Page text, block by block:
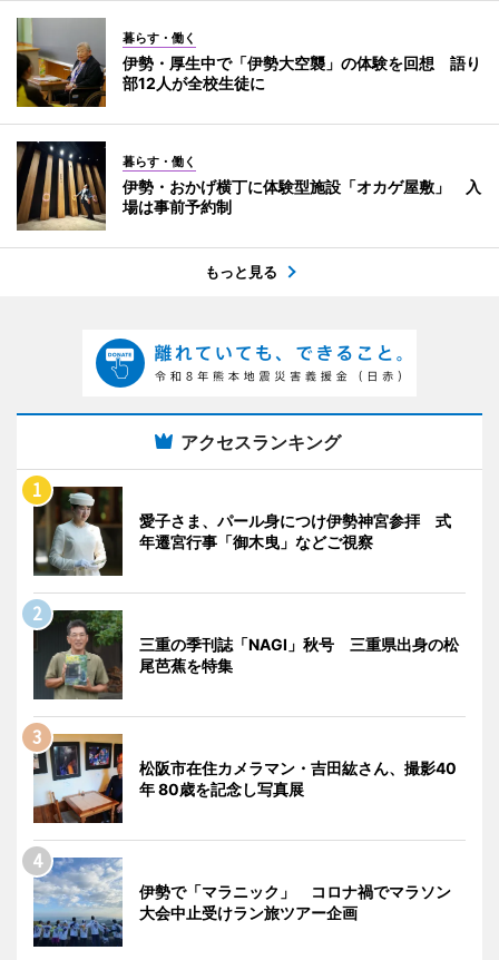
暮らす・働く
伊勢・厚生中で「伊勢大空襲」の体験を回想 語り
部12人が全校生徒に
暮らす・働く
伊勢・おかげ横丁に体験型施設「オカゲ屋敷」 入
場は事前予約制
もっと見る
アクセスランキング
愛子さま、パール身につけ伊勢神宮参拝 式
年遷宮行事「御木曳」などご視察
三重の季刊誌「NAGI」秋号 三重県出身の松
尾芭蕉を特集
松阪市在住カメラマン・吉田紘さん、撮影40
年 80歳を記念し写真展
伊勢で「マラニック」 コロナ禍でマラソン
大会中止受けラン旅ツアー企画